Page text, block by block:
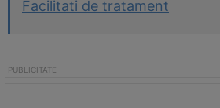
Facilitati de tratament